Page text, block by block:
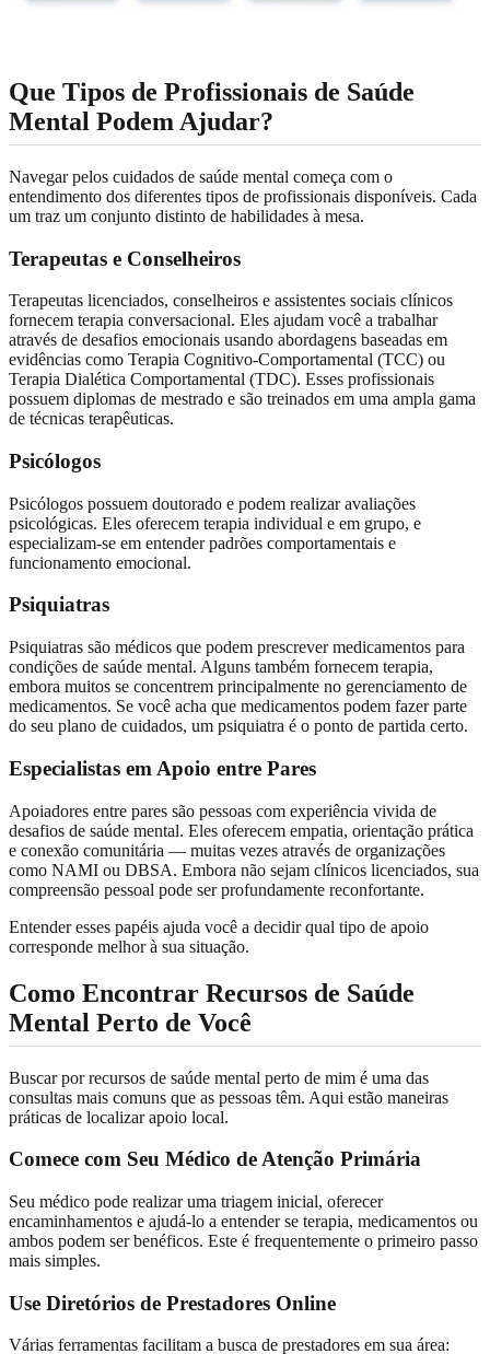
Que Tipos de Profissionais de Saúde
Mental Podem Ajudar?
Navegar pelos cuidados de saúde mental começa com o
entendimento dos diferentes tipos de profissionais disponíveis. Cada
um traz um conjunto distinto de habilidades à mesa.
Terapeutas e Conselheiros
Terapeutas licenciados, conselheiros e assistentes sociais clínicos
fornecem terapia conversacional. Eles ajudam você a trabalhar
através de desafios emocionais usando abordagens baseadas em
evidências como Terapia Cognitivo-Comportamental (TCC) ou
Terapia Dialética Comportamental (TDC). Esses profissionais
possuem diplomas de mestrado e são treinados em uma ampla gama
de técnicas terapêuticas.
Psicólogos
Psicólogos possuem doutorado e podem realizar avaliações
psicológicas. Eles oferecem terapia individual e em grupo, e
especializam-se em entender padrões comportamentais e
funcionamento emocional.
Psiquiatras
Psiquiatras são médicos que podem prescrever medicamentos para
condições de saúde mental. Alguns também fornecem terapia,
embora muitos se concentrem principalmente no gerenciamento de
medicamentos. Se você acha que medicamentos podem fazer parte
do seu plano de cuidados, um psiquiatra é o ponto de partida certo.
Especialistas em Apoio entre Pares
Apoiadores entre pares são pessoas com experiência vivida de
desafios de saúde mental. Eles oferecem empatia, orientação prática
e conexão comunitária — muitas vezes através de organizações
como NAMI ou DBSA. Embora não sejam clínicos licenciados, sua
compreensão pessoal pode ser profundamente reconfortante.
Entender esses papéis ajuda você a decidir qual tipo de apoio
corresponde melhor à sua situação.
Como Encontrar Recursos de Saúde
Mental Perto de Você
Buscar por recursos de saúde mental perto de mim é uma das
consultas mais comuns que as pessoas têm. Aqui estão maneiras
práticas de localizar apoio local.
Comece com Seu Médico de Atenção Primária
Seu médico pode realizar uma triagem inicial, oferecer
encaminhamentos e ajudá-lo a entender se terapia, medicamentos ou
ambos podem ser benéficos. Este é frequentemente o primeiro passo
mais simples.
Use Diretórios de Prestadores Online
Várias ferramentas facilitam a busca de prestadores em sua área: